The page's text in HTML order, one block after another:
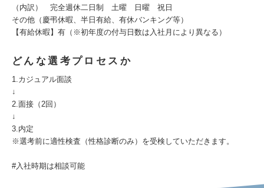
（内訳） 完全週休二日制 土曜 日曜 祝日
その他（慶弔休暇、半日有給、有休バンキング等）
【有給休暇】有（※初年度の付与日数は入社月により異なる）
どんな選考プロセスか
1.カジュアル面談
↓
2.面接（2回）
↓
3.内定
※選考前に適性検査（性格診断のみ）を受検していただきます。
#入社時期は相談可能